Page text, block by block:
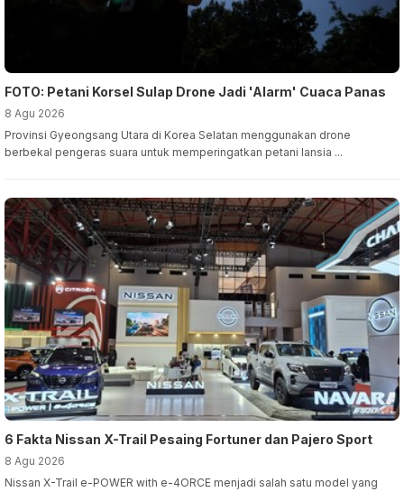
FOTO: Petani Korsel Sulap Drone Jadi 'Alarm' Cuaca Panas
8 Agu 2026
Provinsi Gyeongsang Utara di Korea Selatan menggunakan drone
berbekal pengeras suara untuk memperingatkan petani lansia ...
6 Fakta Nissan X-Trail Pesaing Fortuner dan Pajero Sport
8 Agu 2026
Nissan X-Trail e-POWER with e-4ORCE menjadi salah satu model yang